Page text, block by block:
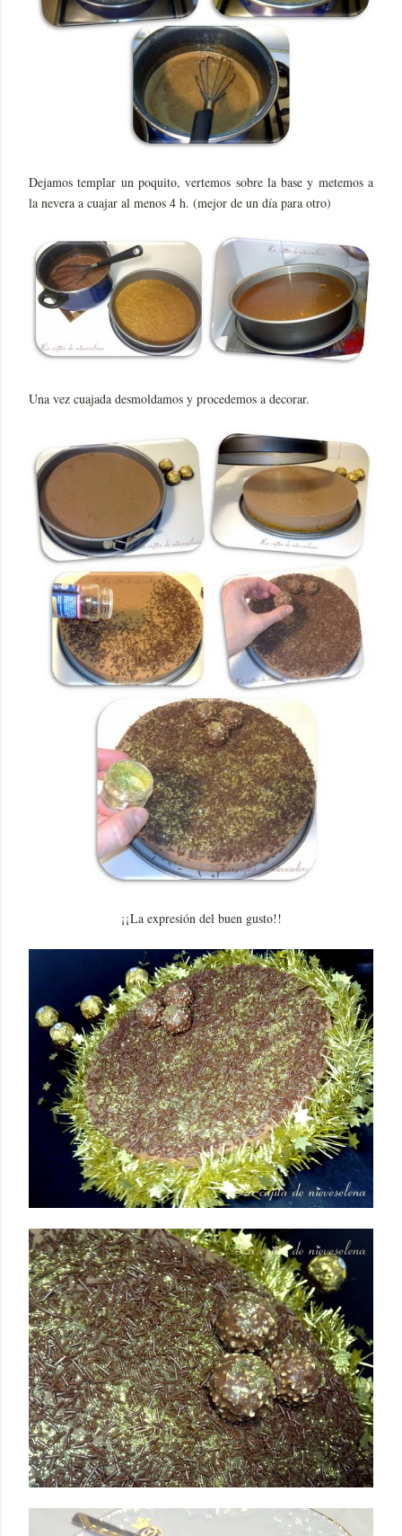
Dejamos templar un poquito, vertemos sobre la base y metemos a
la nevera a cuajar al menos 4 h. (mejor de un día para otro)
Una vez cuajada desmoldamos y procedemos a decorar.
¡¡La expresión del buen gusto!!